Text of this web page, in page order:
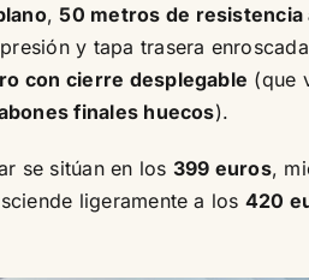
,50 metros de resistencia
y tapa trasera
con cierre desplegable (que
finales huecos).
se sitúan en los 399 euros,
ligeramente a los 420